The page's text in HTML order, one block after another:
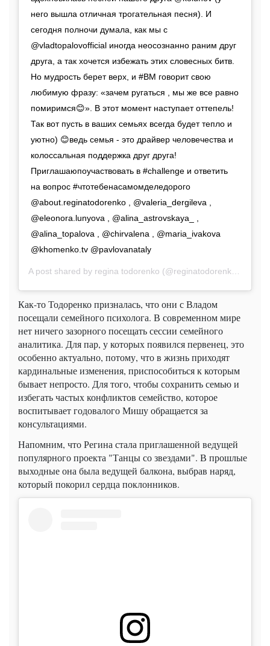
него вышла отличная трогательная песня). И
сегодня полночи думала, как мы с
@vladtopalovofficial иногда неосознанно раним друг
друга, а так хочется избежать этих словесных битв.
Но мудрость берет верх, и #ВМ говорит свою
любимую фразу: «зачем ругаться , мы же все равно
помиримся😊». В этот момент наступает оттепель!
Так вот пусть в ваших семьях всегда будет тепло и
уютно) 😊ведь семья - это драйвер человечества и
колоссальная поддержка друг друга!
Приглашаюпоучаствовать в #challenge и ответить
на вопрос #чтотебенасамомделедорого
@about.reginatodorenko , @valeria_dergileva ,
@eleonora.lunyova , @alina_astrovskaya_ ,
@alina_topalova , @chirvalena , @maria_ivakova
@khomenko.tv @pavlovanataly
A post shared by regina todorenko (@reginatodorenko) on
Как-то Тодоренко призналась, что они с Владом
посещали семейного психолога. В современном мире
нет ничего зазорного посещать сессии семейного
аналитика. Для пар, у которых появился первенец, это
особенно актуально, потому, что в жизнь приходят
кардинальные изменения, приспособиться к которым
бывает непросто. Для того, чтобы сохранить семью и
избегать частых конфликтов семейство, которое
воспитывает годовалого Мишу обращается за
консультациями.
Напомним, что Регина стала приглашенной ведущей
популярного проекта "Танцы со звездами". В прошлые
выходные она была ведущей балкона, выбрав наряд,
который покорил сердца поклонников.